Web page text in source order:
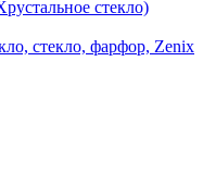
стекло)
стекло, фарфор, Zenix